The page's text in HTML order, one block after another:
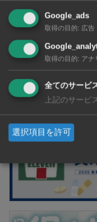
【タイ・バンコク】
2026年版
Google_ads
取得の目的: 広告
取得の目的: アナ
全てのサービ
上記のサービ
選択項目を許可